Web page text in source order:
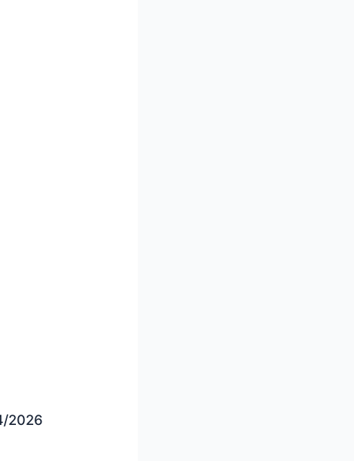
2026